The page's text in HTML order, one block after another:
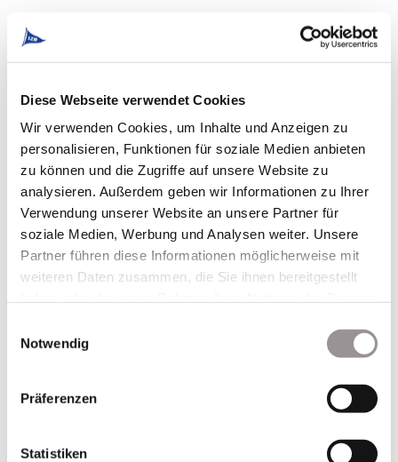
Diese Webseite verwendet Cookies
Wir verwenden Cookies, um Inhalte und Anzeigen zu
personalisieren, Funktionen für soziale Medien anbieten
zu können und die Zugriffe auf unsere Website zu
analysieren. Außerdem geben wir Informationen zu Ihrer
Verwendung unserer Website an unsere Partner für
soziale Medien, Werbung und Analysen weiter. Unsere
Partner führen diese Informationen möglicherweise mit
weiteren Daten zusammen, die Sie ihnen bereitgestellt
Notwendig
Präferenzen
Statistiken
Erforderliche Felder sind mit